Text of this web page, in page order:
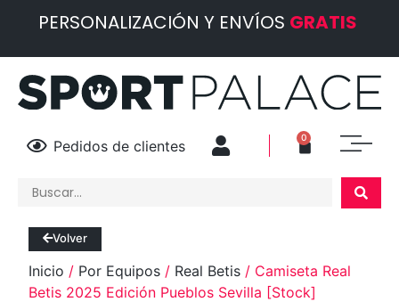
PERSONALIZACIÓN Y ENVÍOS GRATIS
Pedidos de clientes 0
Volver
Inicio / Por Equipos / Real Betis / Camiseta Real
Betis 2025 Edición Pueblos Sevilla [Stock]